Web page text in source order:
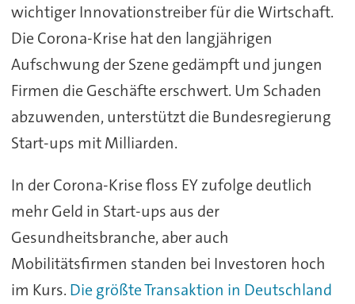
wichtiger Innovationstreiber für die Wirtschaft.
Die Corona-Krise hat den langjährigen
Aufschwung der Szene gedämpft und jungen
Firmen die Geschäfte erschwert. Um Schaden
abzuwenden, unterstützt die Bundesregierung
Start-ups mit Milliarden.
In der Corona-Krise floss EY zufolge deutlich
mehr Geld in Start-ups aus der
Gesundheitsbranche, aber auch
Mobilitätsfirmen standen bei Investoren hoch
im Kurs. Die größte Transaktion in Deutschland